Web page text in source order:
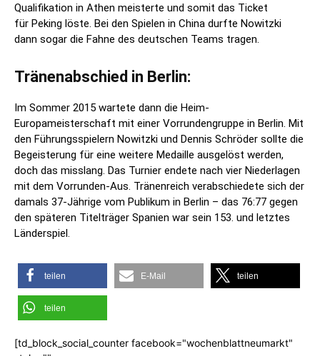
Qualifikation in Athen meisterte und somit das Ticket
für Peking löste. Bei den Spielen in China durfte Nowitzki
dann sogar die Fahne des deutschen Teams tragen.
Tränenabschied in Berlin:
Im Sommer 2015 wartete dann die Heim-
Europameisterschaft mit einer Vorrundengruppe in Berlin. Mit
den Führungsspielern Nowitzki und Dennis Schröder sollte die
Begeisterung für eine weitere Medaille ausgelöst werden,
doch das misslang. Das Turnier endete nach vier Niederlagen
mit dem Vorrunden-Aus. Tränenreich verabschiedete sich der
damals 37-Jährige vom Publikum in Berlin – das 76:77 gegen
den späteren Titelträger Spanien war sein 153. und letztes
Länderspiel.
teilen E-Mail teilen
teilen
[td_block_social_counter facebook="wochenblattneumarkt"